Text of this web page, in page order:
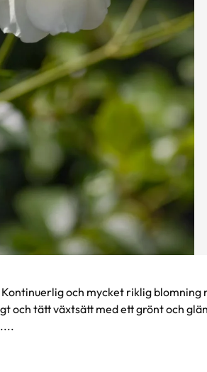
och mycket riklig blomning
och tätt växtsätt med ett grönt och